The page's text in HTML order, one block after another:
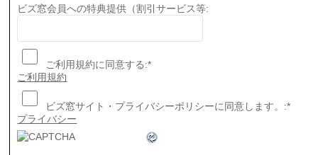
ビズ窓会員への特典提供（割引サービス等:
ご利用規約に同意する:*
ご利用規約
ビズ窓サイト・プライバシーポリシーに同意します。:*
プライバシー